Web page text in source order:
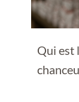
Qui est